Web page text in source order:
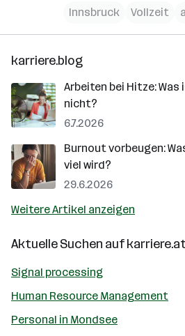
Innsbruck
Vollzeit
karriere.blog
Arbeiten bei Hitze:
nicht?
6.7.2026
Burnout vorbeugen:
viel wird?
29.6.2026
Weitere Artikel anzeigen
Aktuelle Suchen auf
Signal processing
Human Resource Management
Personal in Mondsee